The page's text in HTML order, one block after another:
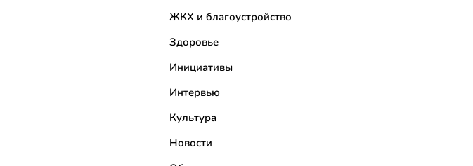
ЖКХ и благоустройство
Здоровье
Инициативы
Интервью
Культура
Новости